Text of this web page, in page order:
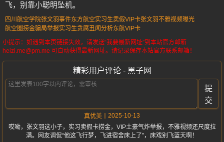
飞，别靠小聪明坠机。
四川航空学院张文羽事件东方航空实习生卖假VIP卡张文羽不雅视频曝光
航空圈捞金骗局举报实习生贪腐丑闻分析东航VIP卡
小提示：如遇到本页链接失效，请发送“我要最新网址”到本站官方邮箱
heizi.me@pm.me 可自动获得最新网址。请记录保存本站官方联系邮箱！
精彩用户评论 - 黑子网
提
交
真优美
2025-10-13
哎呦，张文羽这小子，实习卖假卡捞金，VIP土豪气炸举报，不雅视频还尺度拉
满。网友调侃“他这飞行梦，飞进宿舍床上了”，床戏别飞蓝天啊！